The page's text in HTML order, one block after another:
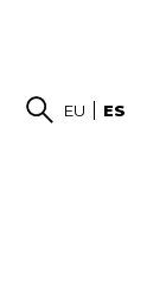
EU ES